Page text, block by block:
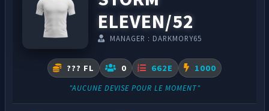
ELEVEN/52
MANAGER : DARKMORY65
??? FL 0 662E 1000
"AUCUNE DEVISE POUR LE MOMENT"